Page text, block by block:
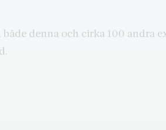
denna och cirka 100 andra